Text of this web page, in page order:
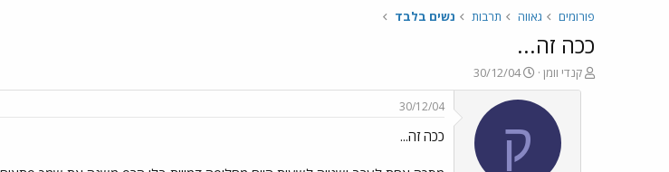
פורומים גאווה תרבות נשים בלבד
ככה זה...
פ
ו
קנדי וומן
פ
ו
ר
ם
ב
30/12/04
ק
30/12/04
ככה זה...